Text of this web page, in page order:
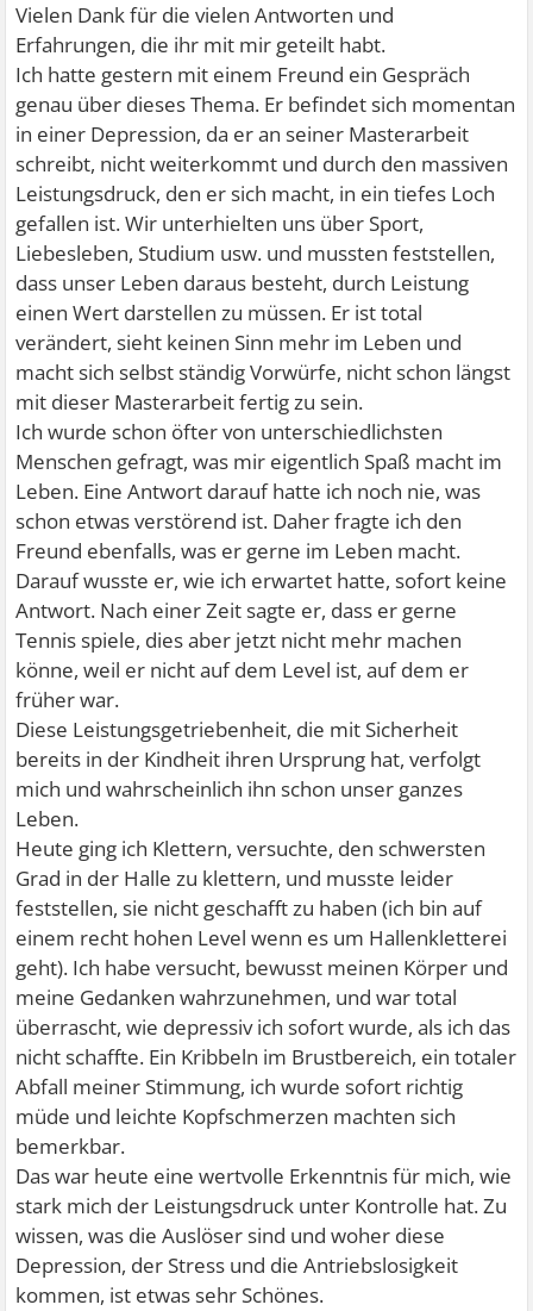
Vielen Dank für die vielen Antworten und
Erfahrungen, die ihr mit mir geteilt habt.
Ich hatte gestern mit einem Freund ein Gespräch
genau über dieses Thema. Er befindet sich momentan
in einer Depression, da er an seiner Masterarbeit
schreibt, nicht weiterkommt und durch den massiven
Leistungsdruck, den er sich macht, in ein tiefes Loch
gefallen ist. Wir unterhielten uns über Sport,
Liebesleben, Studium usw. und mussten feststellen,
dass unser Leben daraus besteht, durch Leistung
einen Wert darstellen zu müssen. Er ist total
verändert, sieht keinen Sinn mehr im Leben und
macht sich selbst ständig Vorwürfe, nicht schon längst
mit dieser Masterarbeit fertig zu sein.
Ich wurde schon öfter von unterschiedlichsten
Menschen gefragt, was mir eigentlich Spaß macht im
Leben. Eine Antwort darauf hatte ich noch nie, was
schon etwas verstörend ist. Daher fragte ich den
Freund ebenfalls, was er gerne im Leben macht.
Darauf wusste er, wie ich erwartet hatte, sofort keine
Antwort. Nach einer Zeit sagte er, dass er gerne
Tennis spiele, dies aber jetzt nicht mehr machen
könne, weil er nicht auf dem Level ist, auf dem er
früher war.
Diese Leistungsgetriebenheit, die mit Sicherheit
bereits in der Kindheit ihren Ursprung hat, verfolgt
mich und wahrscheinlich ihn schon unser ganzes
Leben.
Heute ging ich Klettern, versuchte, den schwersten
Grad in der Halle zu klettern, und musste leider
feststellen, sie nicht geschafft zu haben (ich bin auf
einem recht hohen Level wenn es um Hallenkletterei
geht). Ich habe versucht, bewusst meinen Körper und
meine Gedanken wahrzunehmen, und war total
überrascht, wie depressiv ich sofort wurde, als ich das
nicht schaffte. Ein Kribbeln im Brustbereich, ein totaler
Abfall meiner Stimmung, ich wurde sofort richtig
müde und leichte Kopfschmerzen machten sich
bemerkbar.
Das war heute eine wertvolle Erkenntnis für mich, wie
stark mich der Leistungsdruck unter Kontrolle hat. Zu
wissen, was die Auslöser sind und woher diese
Depression, der Stress und die Antriebslosigkeit
kommen, ist etwas sehr Schönes.